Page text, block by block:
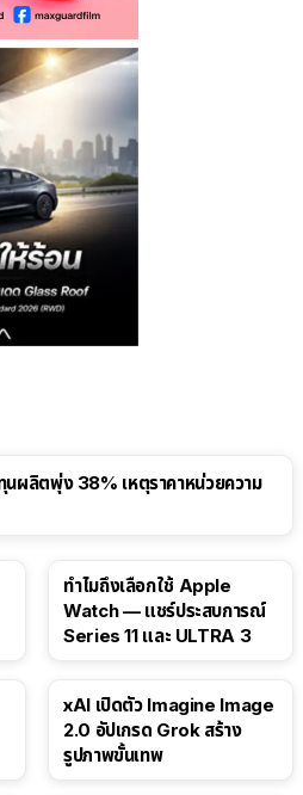
ผลิตพุ่ง 38% เหตุราคาหน่วยความ
ทำไมถึงเลือกใช้ Apple
Watch — แชร์ประสบการณ์
Series 11 และ ULTRA 3
xAI เปิดตัว Imagine Image
2.0 อัปเกรด Grok สร้าง
รูปภาพขั้นเทพ